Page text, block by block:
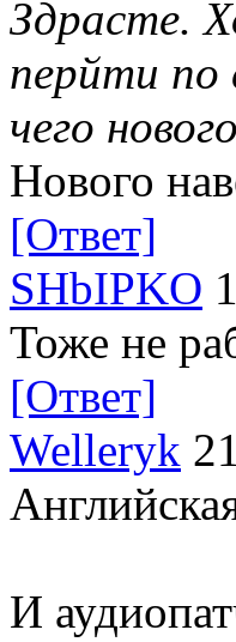
Здрасте.
перйти по
чего
Нового
[Ответ]
SHbIPKO
Тоже не
[Ответ]
Welleryk
И